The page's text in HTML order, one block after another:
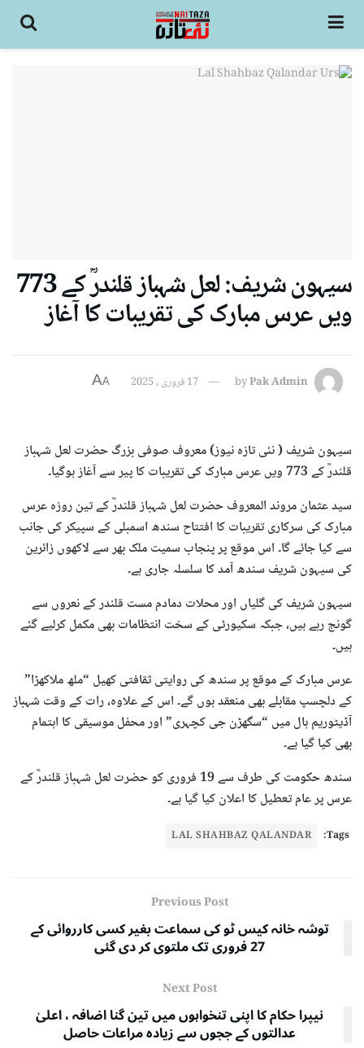
سیہون شریف: لعل شہباز قلندرؒ کے 773
ویں عرس مبارک کی تقریبات کا آغاز
byPak Admin 17 فروری , 2025 A
A
سیہون شریف ( نئی تازہ نیوز) معروف صوفی بزرگ حضرت لعل شہباز
قلندرؒ کے 773 ویں عرس مبارک کی تقریبات کا پیر سے آغاز ہوگیا۔
سید عثمان مروند المعروف حضرت لعل شہباز قلندرؒ کے تین روزہ عرس
مبارک کی سرکاری تقریبات کا افتتاح سندھ اسمبلی کے سپیکر کی جانب
سے کیا جائے گا۔ اس موقع پر پنجاب سمیت ملک بھر سے لاکھوں زائرین
کی سیہون شریف سندھ آمد کا سلسلہ جاری ہے۔
سیہون شریف کی گلیاں اور محلات دمادم مست قلندر کے نعروں سے
گونج رہے ہیں، جبکہ سکیورٹی کے سخت انتظامات بھی مکمل کرلیے گئے
ہیں۔
عرس مبارک کے موقع پر سندھ کی روایتی ثقافتی کھیل “ملھ ملاکھڑا”
کے دلچسپ مقابلے بھی منعقد ہوں گے۔ اس کے علاوہ، رات کے وقت شہباز
آڈیٹوریم ہال میں “سگھڑن جی کچہری” اور محفل موسیقی کا اہتمام
بھی کیا گیا ہے۔
سندھ حکومت کی طرف سے 19 فروری کو حضرت لعل شہباز قلندرؒ کے
عرس پر عام تعطیل کا اعلان کیا گیا ہے۔
Tags:
LAL SHAHBAZ QALANDAR
Previous Post
توشہ خانہ کیس ٹو کی سماعت بغیر کسی کارروائی کے
27 فروری تک ملتوی کر دی گئی
Next Post
نیپرا حکام کا اپنی تنخواہوں میں تین گنا اضافہ ، اعلیٰ
عدالتوں کے ججوں سے زیادہ مراعات حاصل